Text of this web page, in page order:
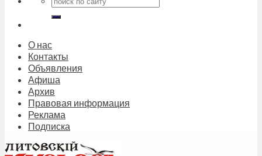
О нас
Контакты
Объявления
Афиша
Архив
Правовая информация
Реклама
Подписка